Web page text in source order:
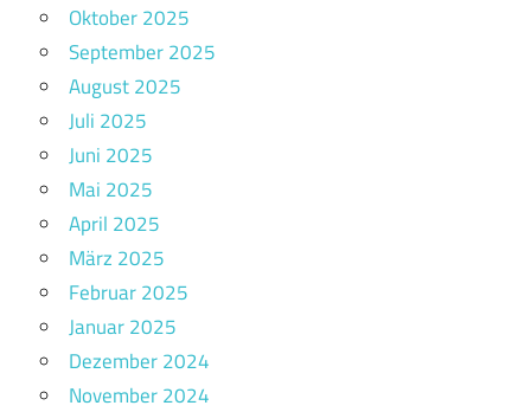
Oktober 2025
September 2025
August 2025
Juli 2025
Juni 2025
Mai 2025
April 2025
März 2025
Februar 2025
Januar 2025
Dezember 2024
November 2024